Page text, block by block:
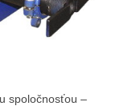
spoločnosťou –